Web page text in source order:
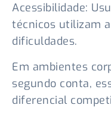
Acessibilidade:
técnicos utilizam
dificuldades.
Em ambientes
segundo conta,
diferencial